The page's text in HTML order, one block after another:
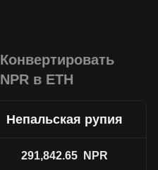
Конвертировать
NPR в ETH
Непальская рупия
291,842.65 NPR